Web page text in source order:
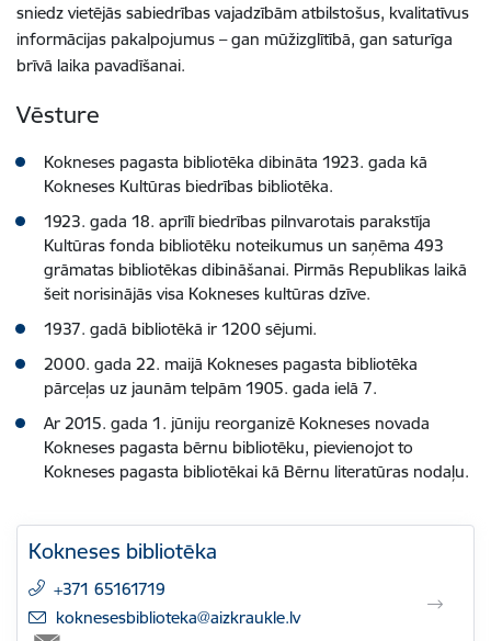
sniedz vietējās sabiedrības vajadzībām atbilstošus, kvalitatīvus
informācijas pakalpojumus – gan mūžizglītībā, gan saturīga
brīvā laika pavadīšanai.
Vēsture
Kokneses pagasta bibliotēka dibināta 1923. gada kā
Kokneses Kultūras biedrības bibliotēka.
1923. gada 18. aprīlī biedrības pilnvarotais parakstīja
Kultūras fonda bibliotēku noteikumus un saņēma 493
grāmatas bibliotēkas dibināšanai. Pirmās Republikas laikā
šeit norisinājās visa Kokneses kultūras dzīve.
1937. gadā bibliotēkā ir 1200 sējumi.
2000. gada 22. maijā Kokneses pagasta bibliotēka
pārceļas uz jaunām telpām 1905. gada ielā 7.
Ar 2015. gada 1. jūniju reorganizē Kokneses novada
Kokneses pagasta bērnu bibliotēku, pievienojot to
Kokneses pagasta bibliotēkai kā Bērnu literatūras nodaļu.
Kokneses bibliotēka
+371 65161719
E-pasts:
koknesesbiblioteka@aizkraukle.lv